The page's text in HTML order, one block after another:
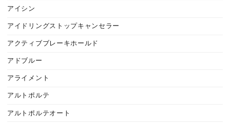
アイシン
アイドリングストップキャンセラー
アクティブブレーキホールド
アドブルー
アライメント
アルトポルテ
アルトポルテオート